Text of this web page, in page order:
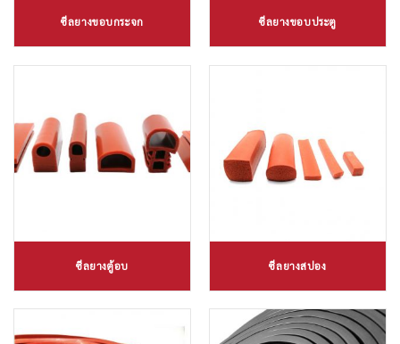
ซีลยางขอบกระจก ซีลยางขอบประตู
ซีลยางตู้อบ ซีลยางสปอง